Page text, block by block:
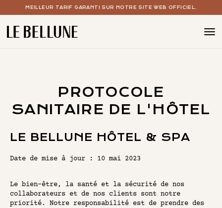
MEILLEUR TARIF GARANTI SUR NOTRE SITE WEB OFFICIEL.
LE SPA AVEC PISCINE
LE BAR À COCKTAILS
VOS ÉVÉNEMENTS
LES OFFRES
LE CONCEPT
PROTOCOLE
SANITAIRE DE L'HÔTEL
LE BELLUNE HÔTEL & SPA
Date de mise à jour : 10 mai 2023
Le bien-être, la santé et la sécurité de nos
collaborateurs et de nos clients sont notre
priorité. Notre responsabilité est de prendre des